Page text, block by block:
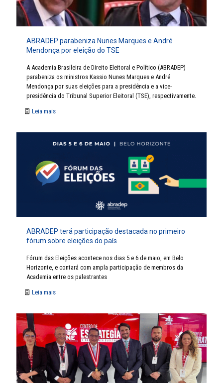
ABRADEP parabeniza Nunes Marques e André
Mendonça por eleição do TSE
A Academia Brasileira de Direito Eleitoral e Político (ABRADEP)
parabeniza os ministros Kassio Nunes Marques e André
Mendonça por suas eleições para a presidência e a vice-
presidência do Tribunal Superior Eleitoral (TSE), respectivamente.
Leia mais
ABRADEP terá participação destacada no primeiro
fórum sobre eleições do país
Fórum das Eleições acontece nos dias 5 e 6 de maio, em Belo
Horizonte, e contará com ampla participação de membros da
Academia entre os palestrantes
Leia mais